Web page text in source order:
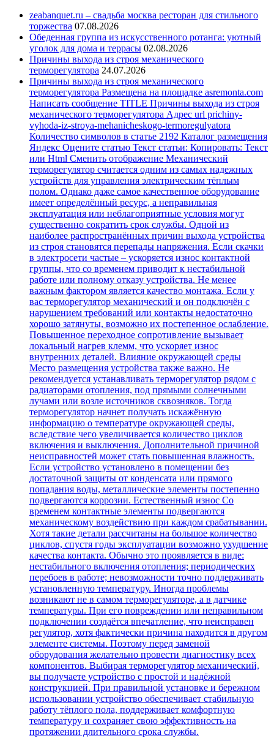
zeabanquet.ru – свадьба москва ресторан для стильного
торжества 07.08.2026
Обеденная группа из искусственного ротанга: уютный
уголок для дома и террасы 02.08.2026
Причины выхода из строя механического
терморегулятора 24.07.2026
Причины выхода из строя механического
терморегулятора Размещена на площадке asremonta.com
Написать сообщение TITLE Причины выхода из строя
механического терморегулятора Адрес url prichiny-
vyhoda-iz-stroya-mehanicheskogo-termoregulyatora
Количество символов в статье 2192 Каталог размещения
Яндекс Оцените статью Текст статьи: Копировать: Текст
или Html Cменить отображение Механический
терморегулятор считается одним из самых надежных
устройств для управления электрическим тёплым
полом. Однако даже самое качественное оборудование
имеет определённый ресурс, а неправильная
эксплуатация или неблагоприятные условия могут
существенно сократить срок службы. Одной из
наиболее распространённых причин выхода устройства
из строя становятся перепады напряжения. Если скачки
в электросети частые – ускоряется износ контактной
группы, что со временем приводит к нестабильной
работе или полному отказу устройства. Не менее
важным фактором является качество монтажа. Если у
вас терморегулятор механический и он подключён с
нарушением требований или контакты недостаточно
хорошо затянуты, возможно их постепенное ослабление.
Повышенное переходное сопротивление вызывает
локальный нагрев клемм, что ускоряет износ
внутренних деталей. Влияние окружающей среды
Место размещения устройства также важно. Не
рекомендуется устанавливать терморегулятор рядом с
радиаторами отопления, под прямыми солнечными
лучами или возле источников сквозняков. Тогда
терморегулятор начнет получать искажённую
информацию о температуре окружающей среды,
вследствие чего увеличивается количество циклов
включения и выключения. Дополнительной причиной
неисправностей может стать повышенная влажность.
Если устройство установлено в помещении без
достаточной защиты от конденсата или прямого
попадания воды, металлические элементы постепенно
подвергаются коррозии. Естественный износ Со
временем контактные элементы подвергаются
механическому воздействию при каждом срабатывании.
Хотя такие детали рассчитаны на большое количество
циклов, спустя годы эксплуатации возможно ухудшение
качества контакта. Обычно это проявляется в виде:
нестабильного включения отопления; периодических
перебоев в работе; невозможности точно поддерживать
установленную температуру. Иногда проблемы
возникают не в самом терморегуляторе, а в датчике
температуры. При его повреждении или неправильном
подключении создаётся впечатление, что неисправен
регулятор, хотя фактически причина находится в другом
элементе системы. Поэтому перед заменой
оборудования желательно провести диагностику всех
компонентов. Выбирая терморегулятор механический,
вы получаете устройство с простой и надёжной
конструкцией. При правильной установке и бережном
использовании устройство обеспечивает стабильную
работу тёплого пола, поддерживает комфортную
температуру и сохраняет свою эффективность на
протяжении длительного срока службы.